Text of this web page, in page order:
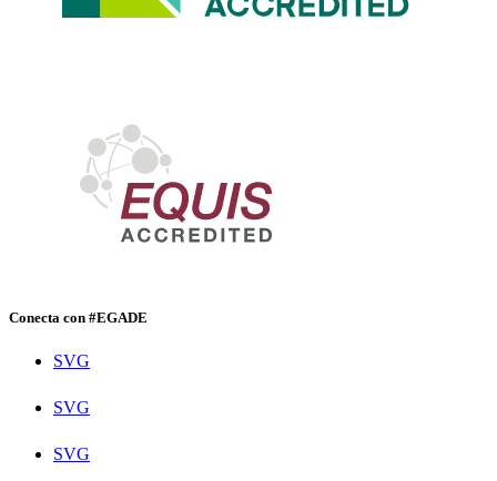
Conecta con #EGADE
SVG
SVG
SVG